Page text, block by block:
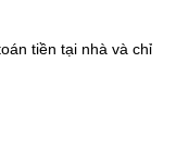
tiền tại nhà và chỉ